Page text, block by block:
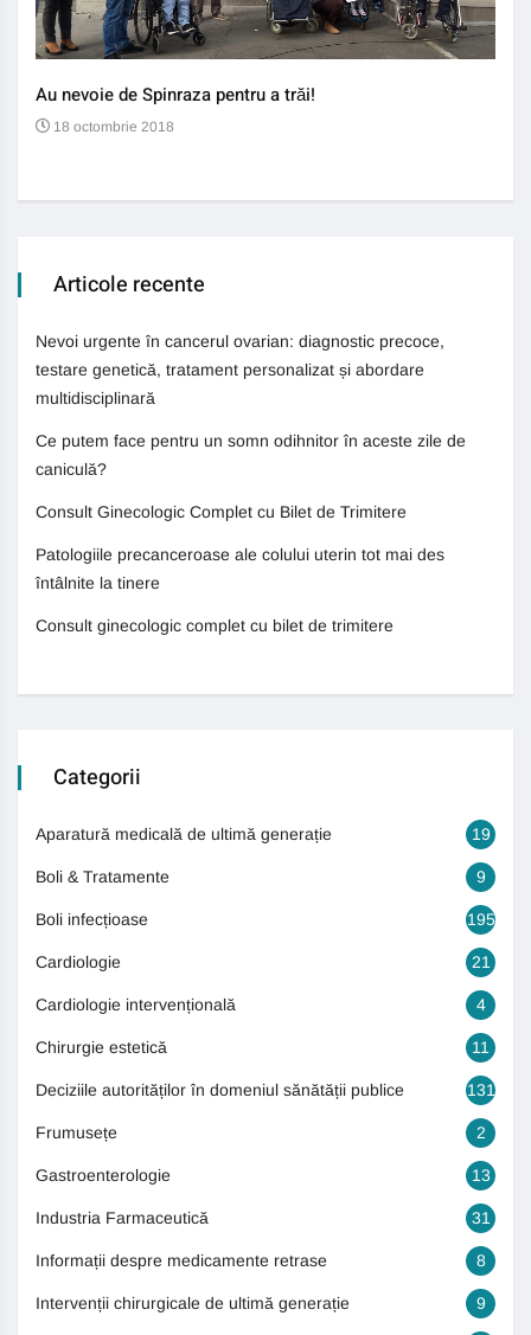
Au nevoie de Spinraza pentru a trăi!
18 octombrie 2018
Articole recente
Nevoi urgente în cancerul ovarian: diagnostic precoce,
testare genetică, tratament personalizat și abordare
multidisciplinară
Ce putem face pentru un somn odihnitor în aceste zile de
caniculă?
Consult Ginecologic Complet cu Bilet de Trimitere
Patologiile precanceroase ale colului uterin tot mai des
întâlnite la tinere
Consult ginecologic complet cu bilet de trimitere
Categorii
Aparatură medicală de ultimă generație 19
Boli & Tratamente 9
Boli infecțioase 195
Cardiologie 21
Cardiologie intervențională 4
Chirurgie estetică 11
Deciziile autorităților în domeniul sănătății publice 131
Frumusețe 2
Gastroenterologie 13
Industria Farmaceutică 31
Informații despre medicamente retrase 8
Intervenții chirurgicale de ultimă generație 9